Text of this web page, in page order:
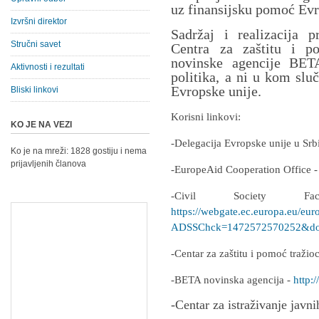
uz finansijsku pomoć
Sadržaj i realizacija
Centra za zaštitu i
novinske agencije
politika, a ni u kom
Evropske unije.
Korisni linkovi:
-Delegacija Evropske unije u
-EuropeAid Cooperation Office
-Civil Society
https://webgate.ec.europa.eu/
-Centar za zaštitu i pomoć
-BETA novinska agencija -
-Centar za istraživanje
Izvršni direktor
Stručni savet
Aktivnosti i rezultati
Bliski linkovi
KO JE NA VEZI
Ko je na mreži: 1828 gostiju i nema
prijavljenih članova